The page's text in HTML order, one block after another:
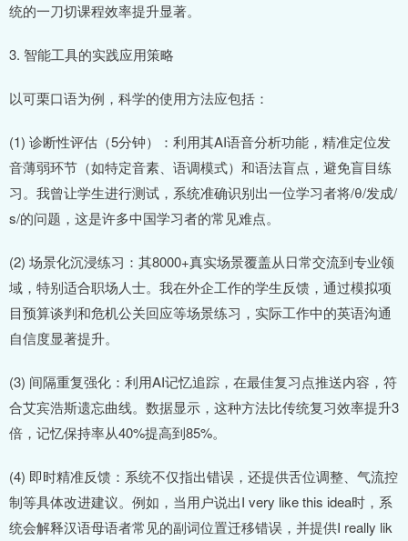
统的一刀切课程效率提升显著。
3. 智能工具的实践应用策略
以可栗口语为例，科学的使用方法应包括：
(1) 诊断性评估（5分钟）：利用其AI语音分析功能，精准定位发
音薄弱环节（如特定音素、语调模式）和语法盲点，避免盲目练
习。我曾让学生进行测试，系统准确识别出一位学习者将/θ/发成/
s/的问题，这是许多中国学习者的常见难点。
(2) 场景化沉浸练习：其8000+真实场景覆盖从日常交流到专业领
域，特别适合职场人士。我在外企工作的学生反馈，通过模拟项
目预算谈判和危机公关回应等场景练习，实际工作中的英语沟通
自信度显著提升。
(3) 间隔重复强化：利用AI记忆追踪，在最佳复习点推送内容，符
合艾宾浩斯遗忘曲线。数据显示，这种方法比传统复习效率提升3
倍，记忆保持率从40%提高到85%。
(4) 即时精准反馈：系统不仅指出错误，还提供舌位调整、气流控
制等具体改进建议。例如，当用户说出I very like this idea时，系
统会解释汉语母语者常见的副词位置迁移错误，并提供I really lik